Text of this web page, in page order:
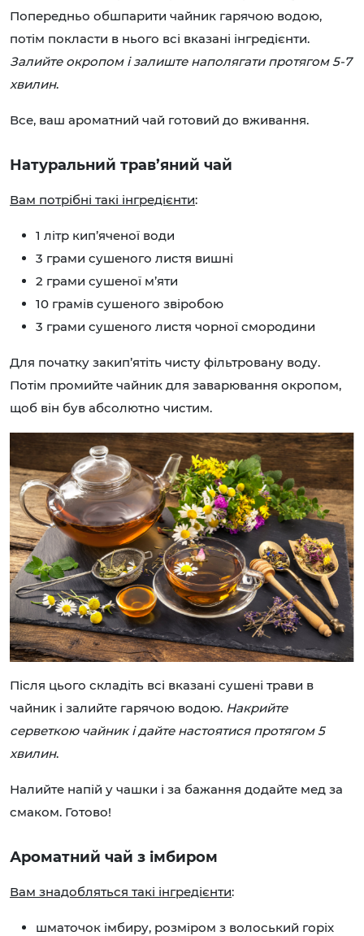
Попередньо обшпарити чайник гарячою водою,
потім покласти в нього всі вказані інгредієнти.
Залийте окропом і залиште наполягати протягом 5-7
хвилин.
Все, ваш ароматний чай готовий до вживання.
Натуральний трав’яний чай
Вам потрібні такі інгредієнти:
1 літр кип’яченої води
3 грами сушеного листя вишні
2 грами сушеної м’яти
10 грамів сушеного звіробою
3 грами сушеного листя чорної смородини
Для початку закип’ятіть чисту фільтровану воду.
Потім промийте чайник для заварювання окропом,
щоб він був абсолютно чистим.
Після цього складіть всі вказані сушені трави в
чайник і залийте гарячою водою. Накрийте
серветкою чайник і дайте настоятися протягом 5
хвилин.
Налийте напій у чашки і за бажання додайте мед за
смаком. Готово!
Ароматний чай з імбиром
Вам знадобляться такі інгредієнти:
шматочок імбиру, розміром з волоський горіх